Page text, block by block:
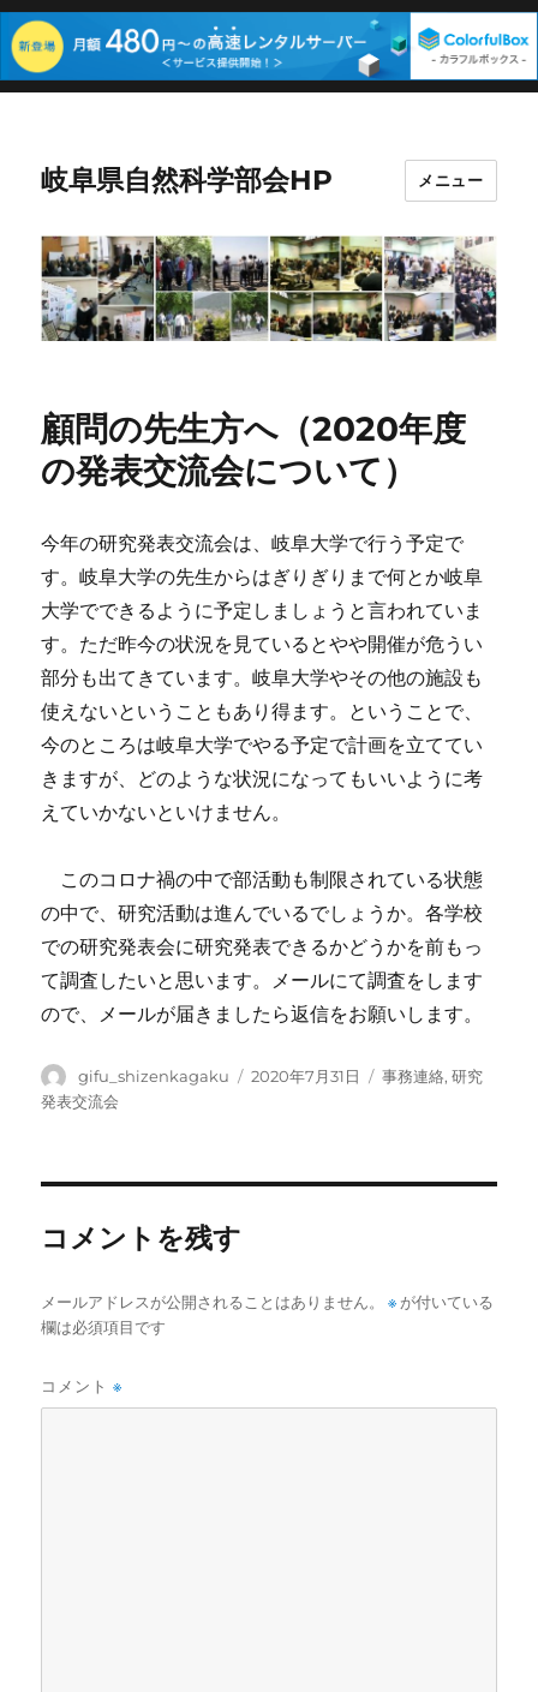
岐阜県自然科学部会HP メニュー
顧問の先生方へ（2020年度
の発表交流会について）
今年の研究発表交流会は、岐阜大学で行う予定で
す。岐阜大学の先生からはぎりぎりまで何とか岐阜
大学でできるように予定しましょうと言われていま
す。ただ昨今の状況を見ているとやや開催が危うい
部分も出てきています。岐阜大学やその他の施設も
使えないということもあり得ます。ということで、
今のところは岐阜大学でやる予定で計画を立ててい
きますが、どのような状況になってもいいように考
えていかないといけません。
このコロナ禍の中で部活動も制限されている状態
の中で、研究活動は進んでいるでしょうか。各学校
での研究発表会に研究発表できるかどうかを前もっ
て調査したいと思います。メールにて調査をします
ので、メールが届きましたら返信をお願いします。
投
稿
gifu_shizenkagaku
投
2020年7月31日
カ
事務連絡,研究
発表交流会
コメントを残す
メールアドレスが公開されることはありません。 ※が付いている
欄は必須項目です
コメント※